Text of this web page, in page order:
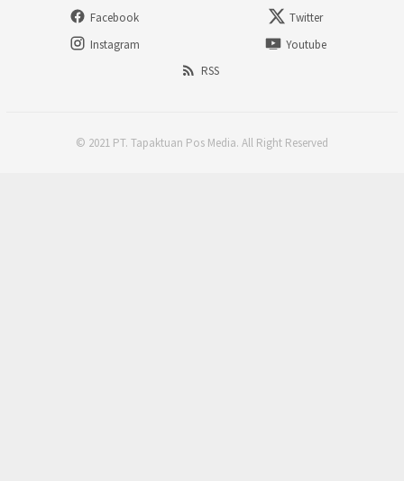
Facebook
Twitter
Instagram
Youtube
RSS
© 2021 PT. Tapaktuan Pos Media. All Right Reserved